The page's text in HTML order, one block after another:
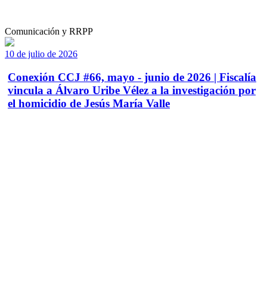
Comunicación y RRPP
10 de julio de 2026
Conexión CCJ #66, mayo - junio de 2026 | Fiscalía
vincula a Álvaro Uribe Vélez a la investigación por
el homicidio de Jesús María Valle